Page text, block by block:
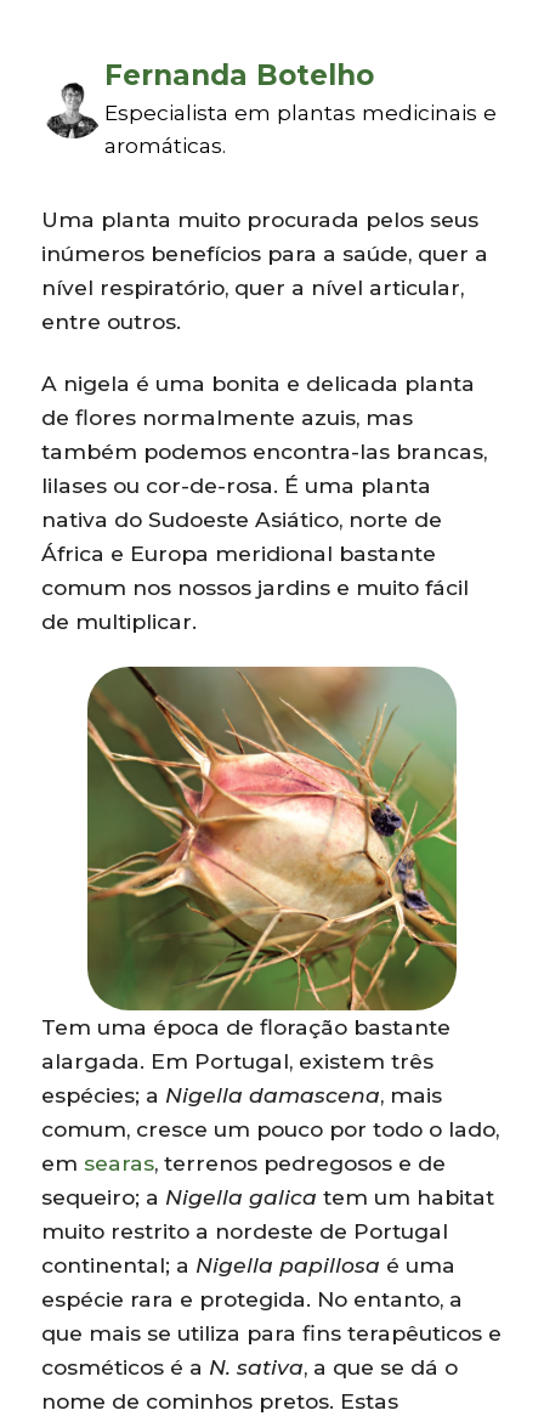
Fernanda Botelho
Especialista em plantas medicinais e
aromáticas.
Uma planta muito procurada pelos seus
inúmeros benefícios para a saúde, quer a
nível respiratório, quer a nível articular,
entre outros.
A nigela é uma bonita e delicada planta
de flores normalmente azuis, mas
também podemos encontra-las brancas,
lilases ou cor-de-rosa. É uma planta
nativa do Sudoeste Asiático, norte de
África e Europa meridional bastante
comum nos nossos jardins e muito fácil
de multiplicar.
Tem uma época de floração bastante
alargada. Em Portugal, existem três
espécies; a Nigella damascena, mais
comum, cresce um pouco por todo o lado,
em searas, terrenos pedregosos e de
sequeiro; a Nigella galicatem um habitat
muito restrito a nordeste de Portugal
continental; a Nigella papillosa é uma
espécie rara e protegida. No entanto, a
que mais se utiliza para fins terapêuticos e
cosméticos é a N. sativa, a que se dá o
nome de cominhos pretos. Estas